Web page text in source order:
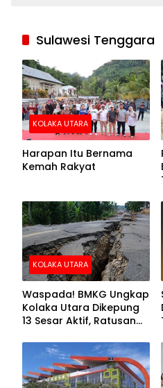
Sulawesi Tenggara
KOLAKA UTARA
Harapan Itu Bernama
Kemah Rakyat
KOLAKA UTARA
Waspada! BMKG Ungkap
Kolaka Utara Dikepung
13 Sesar Aktif, Ratusan